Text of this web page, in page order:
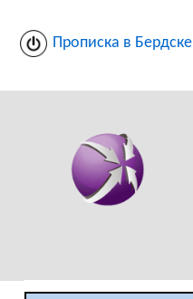
Прописка в Бердске